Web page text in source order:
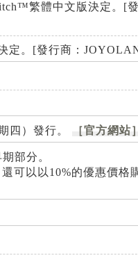
繁體中文版決定。[發
定。[發行商：
四）發行。 ［官方網站］
部分。
可以以10%的優惠價格